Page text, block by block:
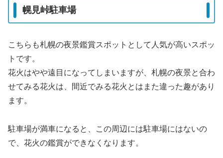
幌見峠駐車場
こちらも札幌の夜景鑑賞スポットとして人気が高いスポッ
トです。
花火はやや遠目になってしまいますが、札幌の夜景と合わ
せてみる花火は、間近でみる花火とはまた違った趣があり
ます。
駐車場が満車になると、この周辺には駐車場にはないの
で、花火の鑑賞ができなくなります。